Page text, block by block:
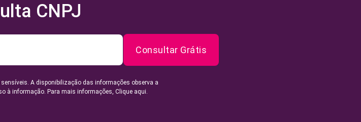
CNPJ
Consultar Grátis
A disponibilização das informações observa a
à informação. Para mais informações, Clique aqui.